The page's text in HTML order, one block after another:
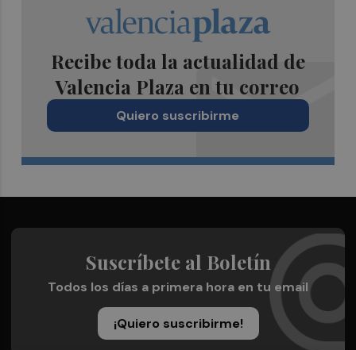
Recibe toda la actualidad de
Valencia Plaza en tu correo
Quiero suscribirme
Suscríbete al Boletín
Todos los días a primera hora en tu email
¡Quiero suscribirme!